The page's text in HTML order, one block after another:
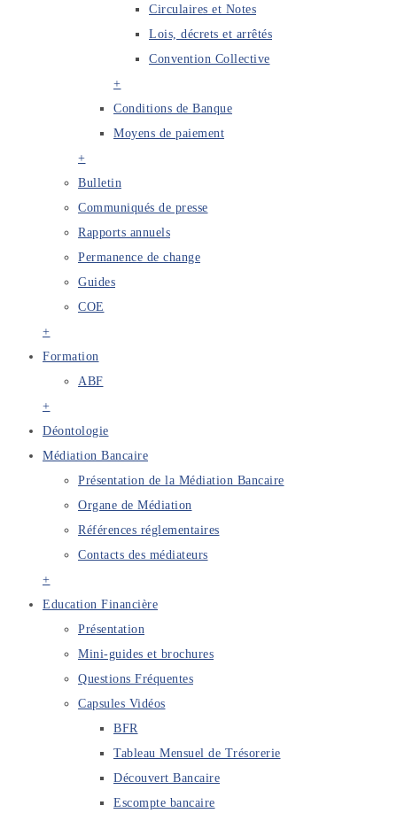
Circulaires et Notes
Lois, décrets et arrêtés
Convention Collective
+
Conditions de Banque
Moyens de paiement
+
Bulletin
Communiqués de presse
Rapports annuels
Permanence de change
Guides
COE
+
Formation
ABF
+
Déontologie
Médiation Bancaire
Présentation de la Médiation Bancaire
Organe de Médiation
Références réglementaires
Contacts des médiateurs
+
Education Financière
Présentation
Mini-guides et brochures
Questions Fréquentes
Capsules Vidéos
BFR
Tableau Mensuel de Trésorerie
Découvert Bancaire
Escompte bancaire